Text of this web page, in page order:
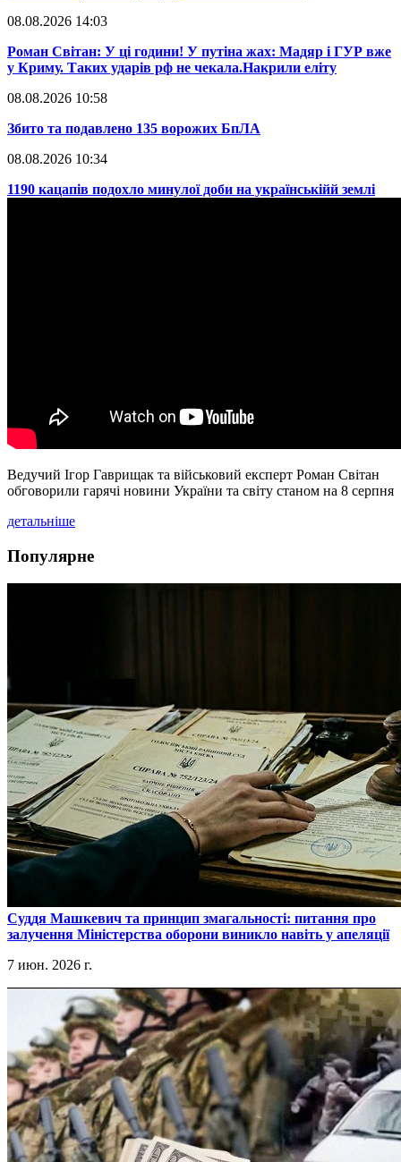
08.08.2026 14:03
​Роман Світан: У ці години! У путіна жах: Мадяр і ГУР вже
у Криму. Таких ударів рф не чекала.Накрили еліту
08.08.2026 10:58
​Збито та подавлено 135 ворожих БпЛА
08.08.2026 10:34
​1190 кацапів подохло минулої доби на українськійй землі
Ведучий Ігор Гаврищак та військовий експерт Роман Світан
обговорили гарячі новини України та світу станом на 8 серпня
детальніше
Популярне
​Суддя Машкевич та принцип змагальності: питання про
залучення Міністерства оборони виникло навіть у апеляції
7 июн. 2026 г.